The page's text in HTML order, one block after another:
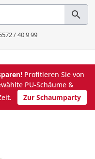
/ 40 9 99
Profitieren Sie von
PU-Schäume &
Zur Schaumparty